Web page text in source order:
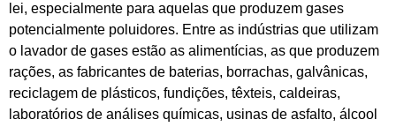
lei, especialmente para aquelas que produzem gases
potencialmente poluidores. Entre as indústrias que utilizam
o lavador de gases estão as alimentícias, as que produzem
rações, as fabricantes de baterias, borrachas, galvânicas,
reciclagem de plásticos, fundições, têxteis, caldeiras,
laboratórios de análises químicas, usinas de asfalto, álcool